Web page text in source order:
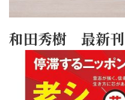
和田秀樹 最新刊